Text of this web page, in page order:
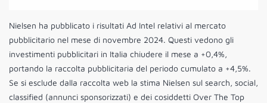
Nielsen ha pubblicato i risultati Ad Intel relativi al mercato
pubblicitario nel mese di novembre 2024. Questi vedono gli
investimenti pubblicitari in Italia chiudere il mese a +0,4%,
portando la raccolta pubblicitaria del periodo cumulato a +4,5%.
Se si esclude dalla raccolta web la stima Nielsen sul search, social,
classified (annunci sponsorizzati) e dei cosiddetti Over The Top